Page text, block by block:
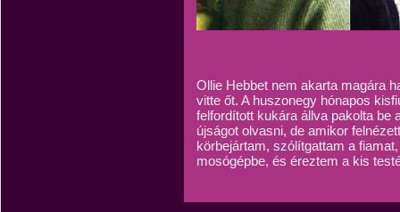
Ollie Hebbet nem akarta magára
vitte őt. A huszonegy hónapos
felfordított kukára állva pakolta be
újságot olvasni, de amikor
körbejártam, szólítgattam a
mosógépbe, és éreztem a kis